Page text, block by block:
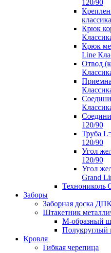
120/90
Крюк
Крюк
Line
Отвод
120/90
Труба
120/90
Угол
120/90
Угол
Grand
Заборы
Заборная доска
Штакетник
М-образный
Полукруглый
Кровля
Гибкая черепица